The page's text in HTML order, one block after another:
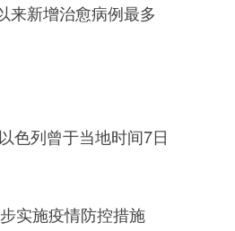
来新增治愈病例最多
色列曾于当地时间7日
实施疫情防控措施